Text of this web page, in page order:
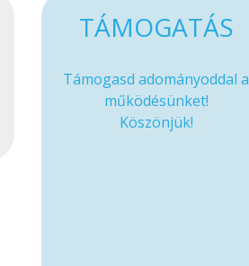
TÁMOGATÁS
Támogasd adományoddal a
működésünket!
Köszönjük!